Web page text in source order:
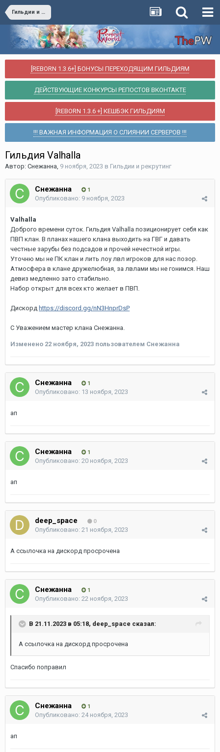
Гильдии и рекрутинг
[REBORN 1.3.6+] БОНУСЫ ПЕРЕХОДЯЩИМ ГИЛЬДИЯМ
ДЕЙСТВУЮЩИЕ КОНКУРСЫ РЕПОСТОВ ВКОНТАКТЕ
[REBORN 1.3.6 +] КЕШБЭК ГИЛЬДИЯМ
!!! ВАЖНАЯ ИНФОРМАЦИЯ О СЛИЯНИИ СЕРВЕРОВ !!!
Гильдия Valhalla
Автор: Снежанна, 9 ноября, 2023 в Гильдии и рекрутинг
Снежанна 1
Опубликовано: 9 ноября, 2023
Valhalla
Доброго времени суток. Гильдия Valhalla позиционирует себя как
ПВП клан. В планах нашего клана выходить на ГВГ и давать
честные зарубы без подсадов и прочей нечестной игры.
Уточню мы не ПК клан и лить лоу лвл игроков для нас позор.
Атмосфера в клане дружелюбная, за лвлами мы не гонимся. Наш
девиз медленно зато стабильно.
Набор открыт для всех кто желает в ПВП.
Дискорд https://discord.gg/nN3HnprDsP
С Уважением мастер клана Снежанна.
Изменено 22 ноября, 2023 пользователем Снежанна
Снежанна 1
Опубликовано: 13 ноября, 2023
ап
Снежанна 1
Опубликовано: 20 ноября, 2023
ап
deep_space 0
Опубликовано: 21 ноября, 2023
А ссылочка на дискорд просрочена
Снежанна 1
Опубликовано: 22 ноября, 2023
В 21.11.2023 в 05:18, deep_space сказал:
А ссылочка на дискорд просрочена
Спасибо поправил
Снежанна 1
Опубликовано: 24 ноября, 2023
ап